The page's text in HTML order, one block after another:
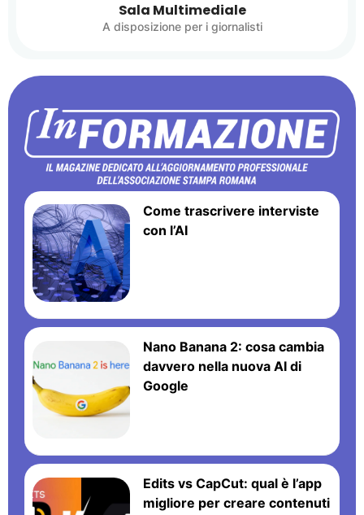
Sala Multimediale
A disposizione per i giornalisti
Come trascrivere interviste
con l’AI
Nano Banana 2: cosa cambia
davvero nella nuova AI di
Google
Edits vs CapCut: qual è l’app
migliore per creare contenuti